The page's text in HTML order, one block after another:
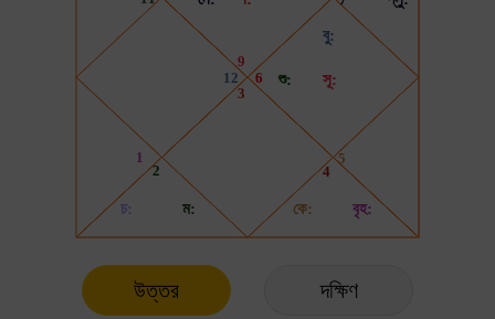
উত্তর দক্ষিণ